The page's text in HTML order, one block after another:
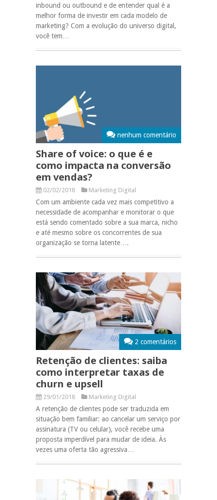
inbound ou outbound e de entender qual é a
melhor forma de investir em cada modelo de
marketing? Com a evolução do universo digital,
você tem…
nenhum comentário
Share of voice: o que é e
como impacta na conversão
em vendas?
02/02/2018 Marketing Digital
Com um ambiente cada vez mais competitivo a
necessidade de acompanhar e monitorar o que
está sendo comentado sobre a sua marca, nicho
e até mesmo sobre os concorrentes de sua
organização se torna latente….
2 comentários
Retenção de clientes: saiba
como interpretar taxas de
churn e upsell
29/01/2018 Marketing Digital
A retenção de clientes pode ser traduzida em
situação bem familiar: ao cancelar um serviço por
assinatura (TV ou celular), você recebe uma
proposta imperdível para mudar de ideia. Às
vezes uma oferta tão agressiva…